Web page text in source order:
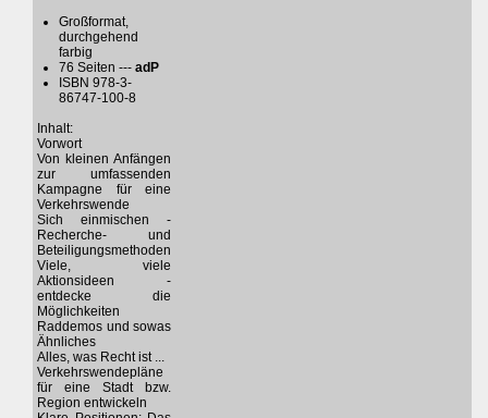
Großformat,
durchgehend
farbig
76 Seiten --- adP
ISBN 978-3-
86747-100-8
Inhalt:
Vorwort
Von kleinen Anfängen
zur umfassenden
Kampagne für eine
Verkehrswende
Sich einmischen -
Recherche- und
Beteiligungsmethoden
Viele, viele
Aktionsideen -
entdecke die
Möglichkeiten
Raddemos und sowas
Ähnliches
Alles, was Recht ist ...
Verkehrswendepläne
für eine Stadt bzw.
Region entwickeln